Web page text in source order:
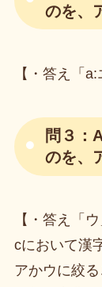
のを、
【・答え「
問３：
のを、
【・答え「ウ
cにおいて漢
アかウに絞